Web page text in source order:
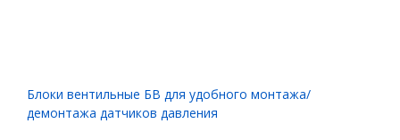
Блоки вентильные БВ для удобного монтажа/
демонтажа датчиков давления